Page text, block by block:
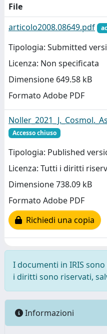
File
articolo2008.08649.pdf
Tipologia: Submitted
Licenza: Non specificata
Dimensione 649.58 kB
Formato Adobe PDF
Accesso chiuso
Tipologia: Published
Licenza: Tutti i diritti
Dimensione 738.09 kB
Formato Adobe PDF
Richiedi una copia
I documenti in IRIS
i diritti sono riservati,
Informazioni